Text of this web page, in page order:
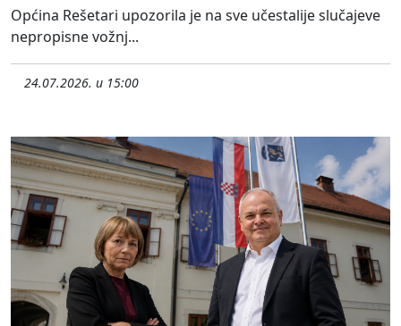
Općina Rešetari upozorila je na sve učestalije slučajeve
nepropisne vožnj...
24.07.2026. u 15:00